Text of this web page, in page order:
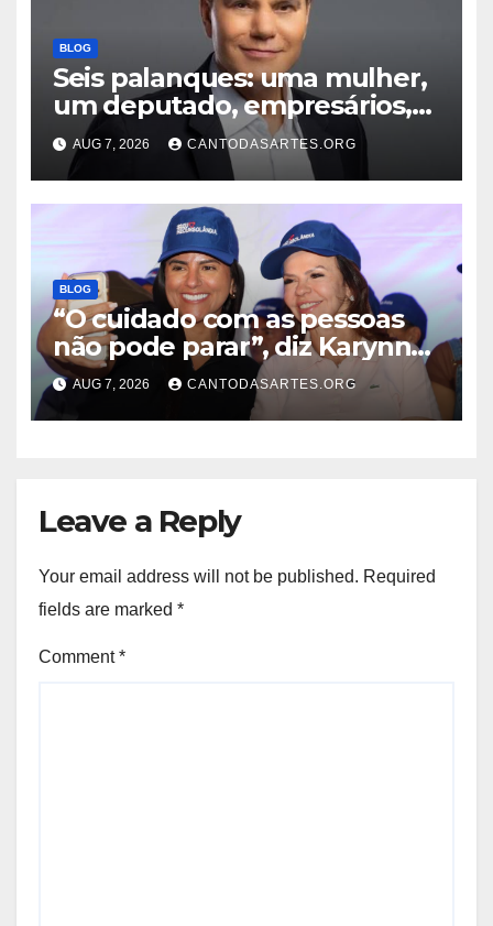
BLOG
Seis palanques: uma mulher,
um deputado, empresários,
professor e vice-governador;
Conheça todos os nomes que
disputam o Governo do TO
AUG 7, 2026 CANTODASARTES.ORG
BLOG
“O cuidado com as pessoas
não pode parar”, diz Karynne
Sotero ao reforçar seu apoio à
professora Dorinha
AUG 7, 2026 CANTODASARTES.ORG
Leave a Reply
Your email address will not be published. Required
fields are marked *
Comment*